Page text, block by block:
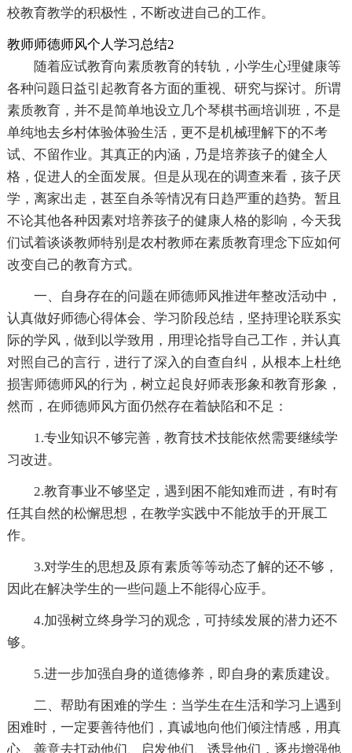
校教育教学的积极性，不断改进自己的工作。
教师师德师风个人学习总结2
随着应试教育向素质教育的转轨，小学生心理健康等
各种问题日益引起教育各方面的重视、研究与探讨。所谓
素质教育，并不是简单地设立几个琴棋书画培训班，不是
单纯地去乡村体验体验生活，更不是机械理解下的不考
试、不留作业。其真正的内涵，乃是培养孩子的健全人
格，促进人的全面发展。但是从现在的调查来看，孩子厌
学，离家出走，甚至自杀等情况有日趋严重的趋势。暂且
不论其他各种因素对培养孩子的健康人格的影响，今天我
们试着谈谈教师特别是农村教师在素质教育理念下应如何
改变自己的教育方式。
一、自身存在的问题在师德师风推进年整改活动中，
认真做好师德心得体会、学习阶段总结，坚持理论联系实
际的学风，做到以学致用，用理论指导自己工作，并认真
对照自己的言行，进行了深入的自查自纠，从根本上杜绝
损害师德师风的行为，树立起良好师表形象和教育形象，
然而，在师德师风方面仍然存在着缺陷和不足：
1.专业知识不够完善，教育技术技能依然需要继续学
习改进。
2.教育事业不够坚定，遇到困不能知难而进，有时有
任其自然的松懈思想，在教学实践中不能放手的开展工
作。
3.对学生的思想及原有素质等等动态了解的还不够，
因此在解决学生的一些问题上不能得心应手。
4.加强树立终身学习的观念，可持续发展的潜力还不
够。
5.进一步加强自身的道德修养，即自身的素质建设。
二、帮助有困难的学生：当学生在生活和学习上遇到
困难时，一定要善待他们，真诚地向他们倾注情感，用真
心、善意去打动他们、启发他们、诱导他们，逐步增强他